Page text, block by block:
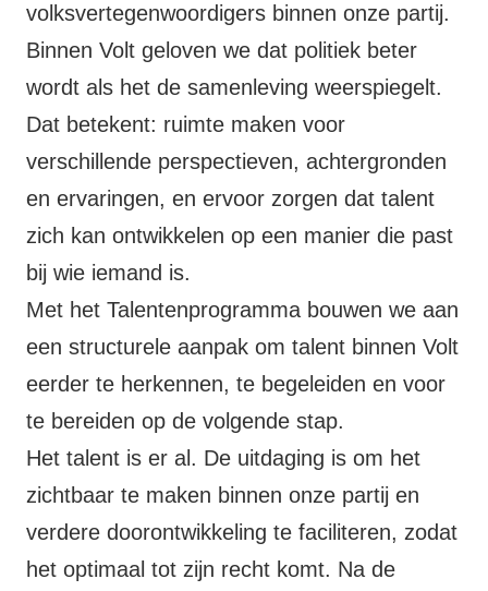
volksvertegenwoordigers binnen onze partij.
Binnen Volt geloven we dat politiek beter
wordt als het de samenleving weerspiegelt.
Dat betekent: ruimte maken voor
verschillende perspectieven, achtergronden
en ervaringen, en ervoor zorgen dat talent
zich kan ontwikkelen op een manier die past
bij wie iemand is.
Met het Talentenprogramma bouwen we aan
een structurele aanpak om talent binnen Volt
eerder te herkennen, te begeleiden en voor
te bereiden op de volgende stap.
Het talent is er al. De uitdaging is om het
zichtbaar te maken binnen onze partij en
verdere doorontwikkeling te faciliteren, zodat
het optimaal tot zijn recht komt. Na de